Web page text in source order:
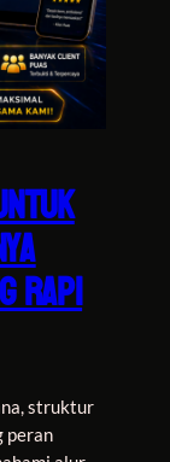
Rapi
struktur
peran